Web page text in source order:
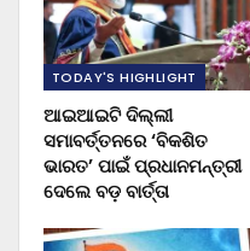
TODAY'S HIGHLIGHT
ଆଇଆଇଟି ଦିଲ୍ଲୀ
ସମାବର୍ତ୍ତନରେ ‘ବିକଶିତ
ଭାରତ’ ପାଇଁ ପ୍ରଧାନମନ୍ତ୍ରୀ
ଦେଲେ ବଡ଼ ବାର୍ତ୍ତା